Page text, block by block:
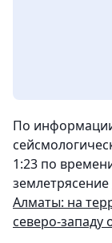
По
1:23 по
землетрясение
Алматы: на
северо-западу